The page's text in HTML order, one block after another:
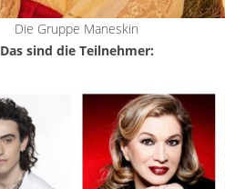
Die Gruppe Maneskin
Das sind die Teilnehmer: